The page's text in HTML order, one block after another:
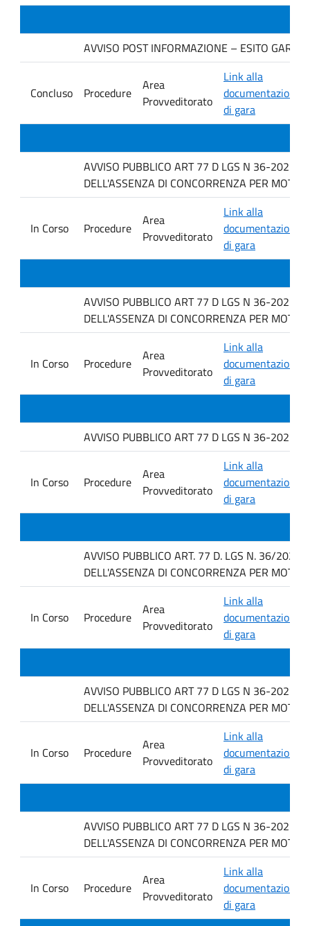
AVVISO POST INFORMAZIONE – ESITO
Concluso Procedure
Area
Provveditorato
Link alla
documentazione
di gara
AVVISO PUBBLICO ART 77 D LGS N 36-2023
DELL'ASSENZA DI CONCORRENZA PER
In Corso Procedure
Area
Provveditorato
Link alla
documentazione
di gara
AVVISO PUBBLICO ART 77 D LGS N 36-2023
DELL'ASSENZA DI CONCORRENZA PER
In Corso Procedure
Area
Provveditorato
Link alla
documentazione
di gara
AVVISO PUBBLICO ART 77 D LGS N 36-2023
In Corso Procedure
Area
Provveditorato
Link alla
documentazione
di gara
AVVISO PUBBLICO ART. 77 D. LGS N. 36/2023,
DELL'ASSENZA DI CONCORRENZA PER MOTIVI
In Corso Procedure
Area
Provveditorato
Link alla
documentazione
di gara
AVVISO PUBBLICO ART 77 D LGS N 36-2023
DELL'ASSENZA DI CONCORRENZA PER
In Corso Procedure
Area
Provveditorato
Link alla
documentazione
di gara
AVVISO PUBBLICO ART 77 D LGS N 36-2023
DELL'ASSENZA DI CONCORRENZA PER
In Corso Procedure
Area
Provveditorato
Link alla
documentazione
di gara